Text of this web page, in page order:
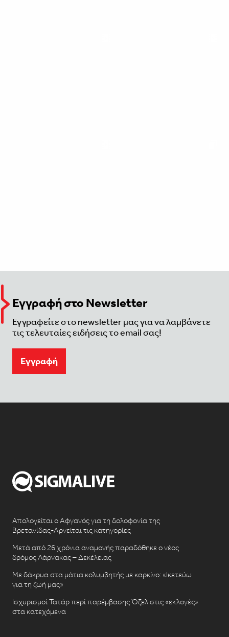
Εγγραφή στο Newsletter
Εγγραφείτε στο newsletter μας για να λαμβάνετε
τις τελευταίες ειδήσεις το email σας!
Eγγραφή
Απολογείται ο Αφγανός για τη δολοφονία της
Βρετανίδας-Αρνείται τις κατηγορίες
Μετά από 26 χρόνια αναμονής παραδόθηκε ο νέος
δρόμος Λάρνακας – Δεκέλειας
Με δάκρυα στα μάτια κολυμβητής με καρκίνο: «Ικετεύω
για τη ζωή μας»
Ισχυρισμοί Τατάρ περί παρέμβασης Όζελ στις «εκλογές»
στα κατεχόμενα